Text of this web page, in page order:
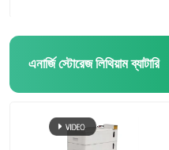
খবর
উদ্ধৃতির জন্য আবেদন
সোলার পোর্টেবল পাওয়ার স্টেশন
এনার্জি স্টোরেজ লিথিয়াম ব্যাটারি